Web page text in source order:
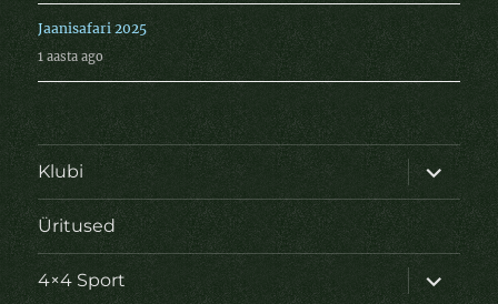
Jaanisafari 2025
1 aasta ago
Klubi
laienda
Üritused
4×4 Sport
laienda